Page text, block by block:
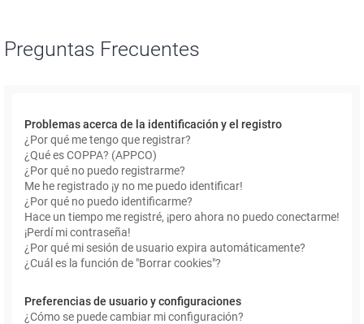
Preguntas Frecuentes
Problemas acerca de la identificación y el registro
¿Por qué me tengo que registrar?
¿Qué es COPPA? (APPCO)
¿Por qué no puedo registrarme?
Me he registrado ¡y no me puedo identificar!
¿Por qué no puedo identificarme?
Hace un tiempo me registré, ¡pero ahora no puedo conectarme!
¡Perdí mi contraseña!
¿Por qué mi sesión de usuario expira automáticamente?
¿Cuál es la función de "Borrar cookies"?
Preferencias de usuario y configuraciones
¿Cómo se puede cambiar mi configuración?